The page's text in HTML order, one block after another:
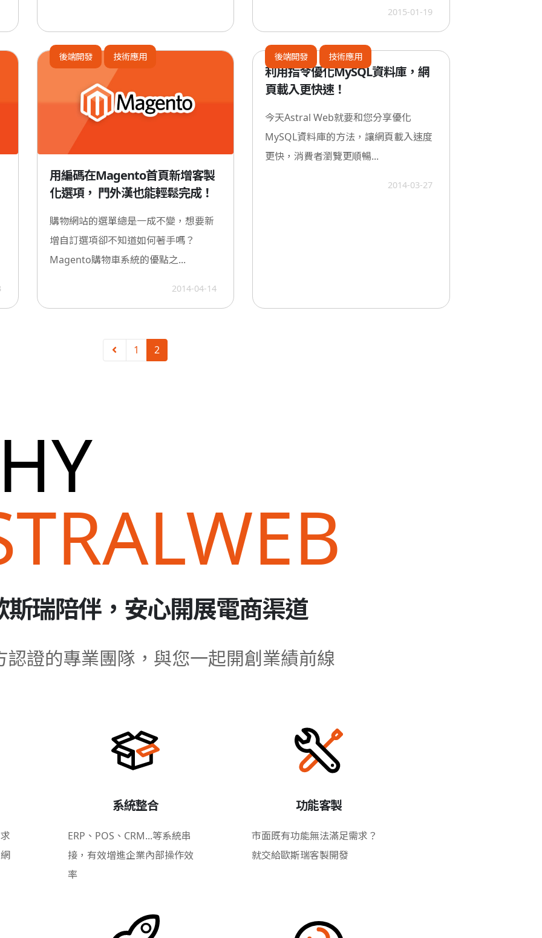
2015-01-19
用編碼在Magento首頁新增客製
化選項， 門外漢也能輕鬆完成！
購物網站的選單總是一成不變，想要新
增自訂選項卻不知道如何著手嗎？
Magento購物車系統的優點之...
2014-04-14
後端開發 技術應用
利用指令優化MySQL資料庫，網
頁載入更快速！
今天Astral Web就要和您分享優化
MySQL資料庫的方法，讓網頁載入速度
更快，消費者瀏覽更順暢...
2014-03-27
後端開發 技術應用
1 2
斯瑞陪伴，安心開展電商渠道
認證的專業團隊，與您一起開創業績前線
系統整合
ERP、POS、CRM...等系統串
接，有效增進企業內部操作效
率
功能客製
市面既有功能無法滿足需求？
就交給歐斯瑞客製開發